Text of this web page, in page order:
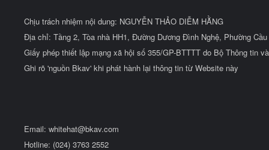
Chịu trách nhiệm nội dung: NGUYỄN THẢO DIỄM HẰNG
Địa chỉ: Tầng 2, Tòa nhà HH1, Đường Dương Đình Nghệ, Phường
Giấy phép thiết lập mạng xã hội số 355/GP-BTTTT do Bộ Thông tin
Ghi rõ 'nguồn Bkav' khi phát hành lại thông tin từ Website này
Email: whitehat@bkav.com
Hotline: (024) 3763 2552